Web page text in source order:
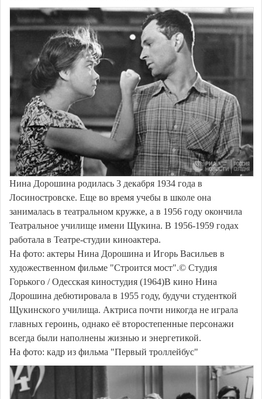
Нина Дорошина родилась 3 декабря 1934 года в
Лосиностровске. Еще во время учебы в школе она
занималась в театральном кружке, а в 1956 году окончила
Театральное училище имени Щукина. В 1956-1959 годах
работала в Театре-студии киноактера.
На фото: актеры Нина Дорошина и Игорь Васильев в
художественном фильме "Строится мост".© Студия
Горького / Одесская киностудия (1964)В кино Нина
Дорошина дебютировала в 1955 году, будучи студенткой
Щукинского училища. Актриса почти никогда не играла
главных героинь, однако её второстепенные персонажи
всегда были наполнены жизнью и энергетикой.
На фото: кадр из фильма "Первый троллейбус"